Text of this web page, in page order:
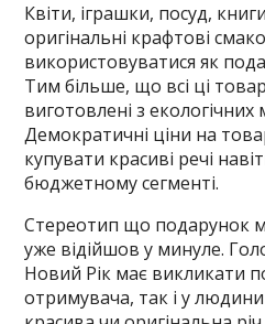
Квіти, іграшки, посуд,
оригінальні крафтові
використовуватися як
Тим більше, що всі ці
виготовлені з екологічних
Демократичні ціни на
купувати красиві речі
бюджетному сегменті.
Стереотип що подарунок
уже відійшов у минуле.
Новий Рік має викликати
отримувача, так і у